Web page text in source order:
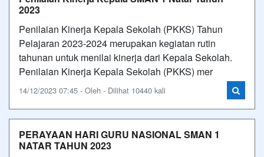
2023
Penilaian Kinerja Kepala Sekolah (PKKS) Tahun
Pelajaran 2023-2024 merupakan kegiatan rutin
tahunan untuk menilai kinerja dari Kepala Sekolah.
Penilaian Kinerja Kepala Sekolah (PKKS) mer
14/12/2023 07:45 - Oleh - Dilihat 10440 kali
PERAYAAN HARI GURU NASIONAL SMAN 1
NATAR TAHUN 2023